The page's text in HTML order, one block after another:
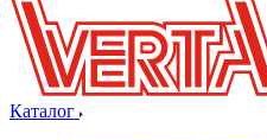
Каталог